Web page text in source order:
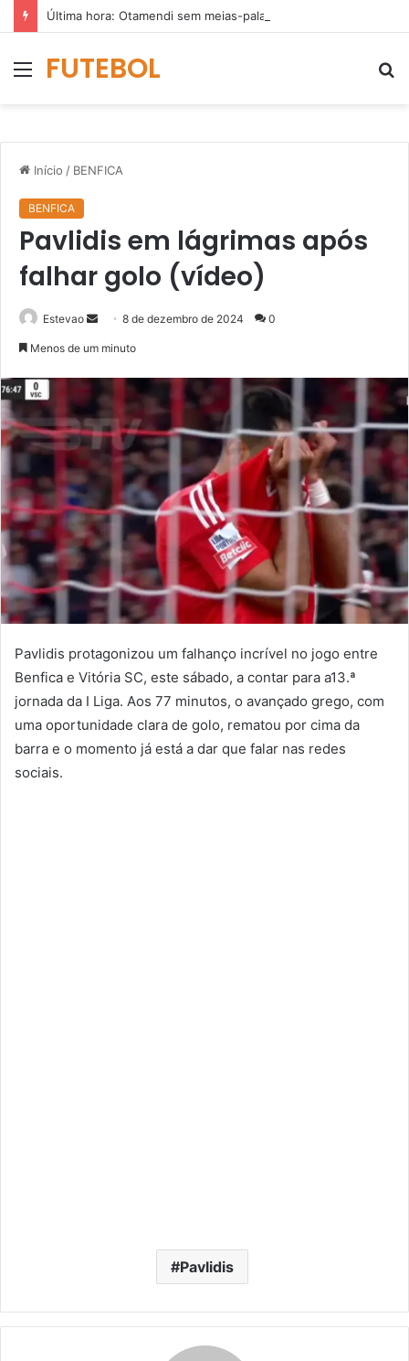
MenuFUTEBOL
Início / BENFICA
BENFICA
Pavlidis em lágrimas após
falhar golo (vídeo)
Estevao
Mande8 de dezembro de 2024 0
Menos de um minuto
Pavlidis protagonizou um falhanço incrível no jogo entre
Benfica e Vitória SC, este sábado, a contar para a13.ª
jornada da I Liga. Aos 77 minutos, o avançado grego, com
uma oportunidade clara de golo, rematou por cima da
barra e o momento já está a dar que falar nas redes
sociais.
Pavlidis